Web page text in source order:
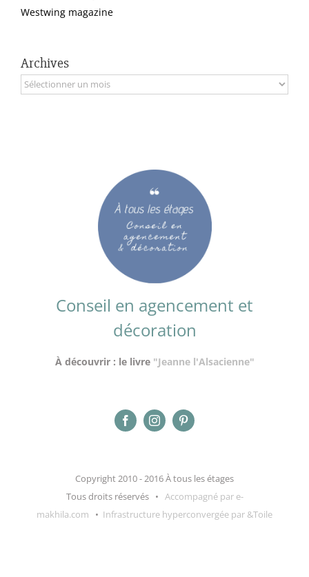
Westwing magazine
Archives
Archives
Conseil en agencement et
décoration
À découvrir : le livre "Jeanne l'Alsacienne"
Copyright 2010 - 2016 À tous les étages
Tous droits réservés • Accompagné par e-
makhila.com • Infrastructure hyperconvergée par &Toile